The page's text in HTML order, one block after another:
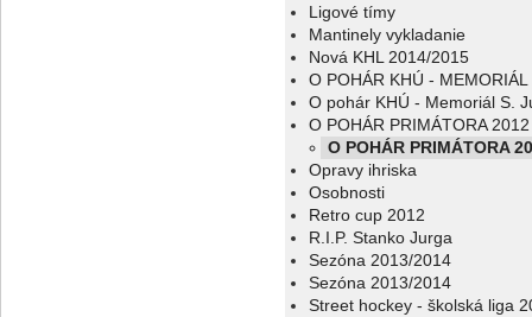
Ligové tímy
Mantinely vykladanie
Nová KHL 2014/2015
O POHÁR KHÚ - MEMORIÁL
O pohár KHÚ - Memoriál S.
O POHÁR PRIMÁTORA 2012
O POHÁR PRIMÁTORA
Opravy ihriska
Osobnosti
Retro cup 2012
R.I.P. Stanko Jurga
Sezóna 2013/2014
Sezóna 2013/2014
Street hockey - školská liga